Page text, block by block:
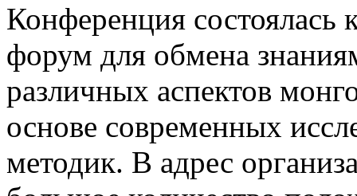
Конференция
форум для обмена
различных аспектов
основе современных
методик. В адрес